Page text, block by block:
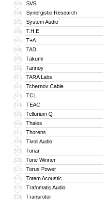
303 SVS
304 Synergistic Research
305 System Audio
306 T.H.E.
307 T+A
308 TAD
309 Takumi
310 Tannoy
311 TARA Labs
312 Tchernov Cable
313 TCL
314 TEAC
315 Tellurium Q
316 Thales
317 Thorens
318 Tivoli Audio
319 Tonar
320 Tone Winner
321 Torus Power
322 Totem Acoustic
323 Trafomatic Audio
324 Transrotor